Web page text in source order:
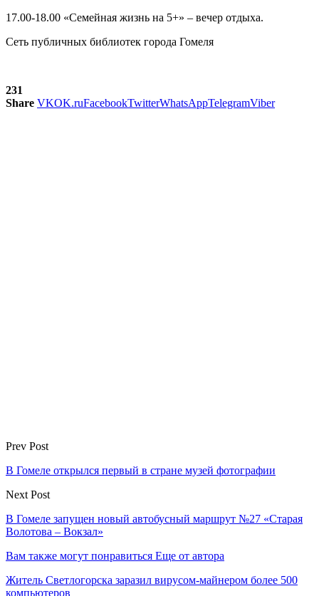
17.00-18.00 «Семейная жизнь на 5+» – вечер отдыха.
Сеть публичных библиотек города Гомеля
231
Share VKOK.ruFacebookTwitterWhatsAppTelegramViber
Prev Post
В Гомеле открылся первый в стране музей фотографии
Next Post
В Гомеле запущен новый автобусный маршрут №27 «Старая
Волотова – Вокзал»
Вам также могут понравиться Еще от автора
Житель Светлогорска заразил вирусом-майнером более 500
компьютеров